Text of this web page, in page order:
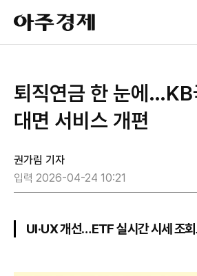
아
주
경
퇴직연금 한 눈에…KB
대면 서비스 개편
권가림 기자
입력 2026-04-24 10:21
UI·UX 개선…ETF 실시간 시세 조